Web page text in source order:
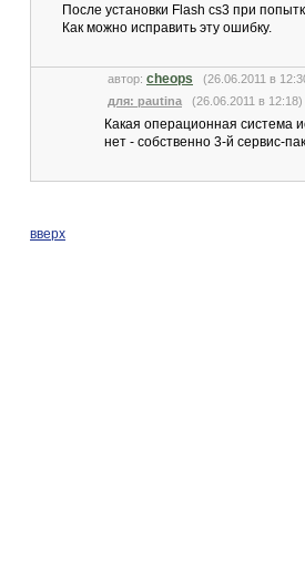
После установки Flash cs3 при
Как можно исправить эту ошибку.
автор: cheops (26.06.2011 в
для: pautina (26.06.2011 в 12:18)
Какая операционная система
нет - собственно 3-й сервис-
вверх